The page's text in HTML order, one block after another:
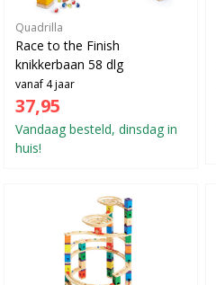
Quadrilla
Race to the Finish
knikkerbaan 58 dlg
vanaf 4 jaar
37,95
Vandaag besteld, dinsdag in
huis!